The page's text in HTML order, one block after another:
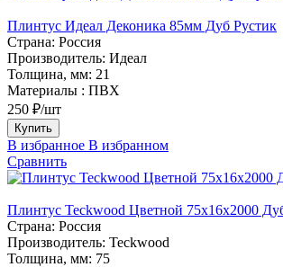
Плинтус Идеал Деконика 85мм Дуб Рустик
Страна: Россия
Производитель: Идеал
Толщина, мм: 21
Материалы : ПВХ
250 ₽/шт
Купить
В избранное В избранном
Сравнить
Плинтус Teckwood Цветной 75х16х2000
Страна: Россия
Производитель: Teckwood
Толщина, мм: 75